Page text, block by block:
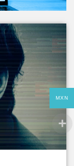
MXN